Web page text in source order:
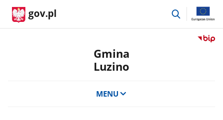
gov.pl
przejdź
Przejdź
Gmina
Luzino
MENU